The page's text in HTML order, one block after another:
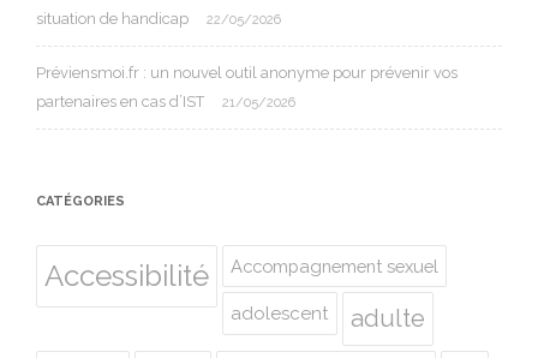
situation de handicap
22/05/2026
Préviensmoi.fr : un nouvel outil anonyme pour prévenir vos
partenaires en cas d’IST
21/05/2026
CATÉGORIES
Accessibilité Accompagnement sexuel
adolescent adulte